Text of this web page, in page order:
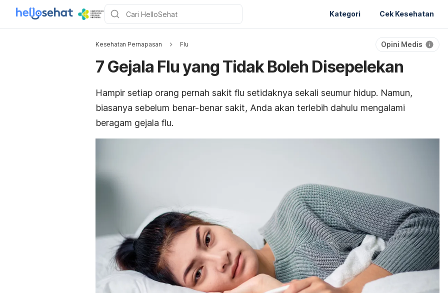
Kategori Cek Kesehatan
Kesehatan Pernapasan Flu Opini Medis
7 Gejala Flu yang Tidak Boleh Disepelekan
Hampir setiap orang pernah sakit flu setidaknya sekali seumur hidup. Namun,
biasanya sebelum benar-benar sakit, Anda akan terlebih dahulu mengalami
beragam gejala flu.